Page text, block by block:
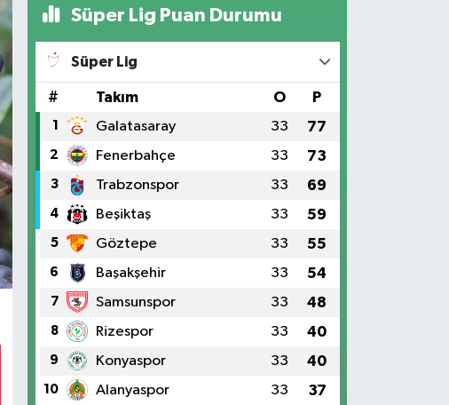
Süper Lig Puan Durumu
Süper Lig
# Takım O P
1 Galatasaray 33 77
2 Fenerbahçe 33 73
3 Trabzonspor 33 69
4 Beşiktaş 33 59
5 Göztepe 33 55
6 Başakşehir 33 54
7 Samsunspor 33 48
8 Rizespor 33 40
9 Konyaspor 33 40
10 Alanyaspor 33 37